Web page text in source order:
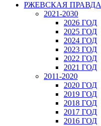
РЖЕВСКАЯ ПРАВДА
2021-2030
2026 ГОД
2025 ГОД
2024 ГОД
2023 ГОД
2022 ГОД
2021 ГОД
2011-2020
2020 ГОД
2019 ГОД
2018 ГОД
2017 ГОД
2016 ГОД